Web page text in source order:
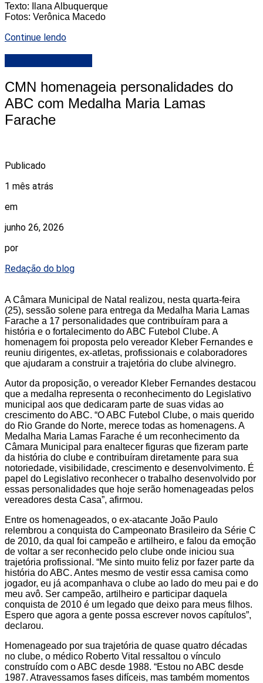
Texto: Ilana Albuquerque
Fotos: Verônica Macedo
Continue lendo
CMN homenageia personalidades do
ABC com Medalha Maria Lamas
Farache
Publicado
1 mês atrás
em
junho 26, 2026
por
Redação do blog
A Câmara Municipal de Natal realizou, nesta quarta-feira
(25), sessão solene para entrega da Medalha Maria Lamas
Farache a 17 personalidades que contribuíram para a
história e o fortalecimento do ABC Futebol Clube. A
homenagem foi proposta pelo vereador Kleber Fernandes e
reuniu dirigentes, ex-atletas, profissionais e colaboradores
que ajudaram a construir a trajetória do clube alvinegro.
Autor da proposição, o vereador Kleber Fernandes destacou
que a medalha representa o reconhecimento do Legislativo
municipal aos que dedicaram parte de suas vidas ao
crescimento do ABC. “O ABC Futebol Clube, o mais querido
do Rio Grande do Norte, merece todas as homenagens. A
Medalha Maria Lamas Farache é um reconhecimento da
Câmara Municipal para enaltecer figuras que fizeram parte
da história do clube e contribuíram diretamente para sua
notoriedade, visibilidade, crescimento e desenvolvimento. É
papel do Legislativo reconhecer o trabalho desenvolvido por
essas personalidades que hoje serão homenageadas pelos
vereadores desta Casa”, afirmou.
Entre os homenageados, o ex-atacante João Paulo
relembrou a conquista do Campeonato Brasileiro da Série C
de 2010, da qual foi campeão e artilheiro, e falou da emoção
de voltar a ser reconhecido pelo clube onde iniciou sua
trajetória profissional. “Me sinto muito feliz por fazer parte da
história do ABC. Antes mesmo de vestir essa camisa como
jogador, eu já acompanhava o clube ao lado do meu pai e do
meu avô. Ser campeão, artilheiro e participar daquela
conquista de 2010 é um legado que deixo para meus filhos.
Espero que agora a gente possa escrever novos capítulos”,
declarou.
Homenageado por sua trajetória de quase quatro décadas
no clube, o médico Roberto Vital ressaltou o vínculo
construído com o ABC desde 1988. “Estou no ABC desde
1987. Atravessamos fases difíceis, mas também momentos